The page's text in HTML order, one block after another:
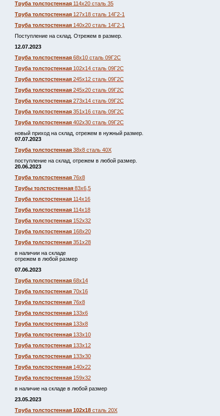
Труба толстостенная 114х20 сталь 35
Труба толстостенная 127х18 сталь 14Г2-1
Труба толстостенная 140х20 сталь 14Г2-1
Поступление на склад. Отрежем в размер.
12.07.2023
Труба толстостенная 68х10 сталь 09Г2С
Труба толстостенная 102х14 сталь 09Г2С
Труба толстостенная 245х12 сталь 09Г2С
Труба толстостенная 245х20 сталь 09Г2С
Труба толстостенная 273х14 сталь 09Г2С
Труба толстостенная 351х16 сталь 09Г2С
Труба толстостенная 402х30 сталь 09Г2С
новый приход на склад, отрежем в нужный размер.
07.07.2023
Труба толстостенная 38х8 сталь 40Х
поступление на склад, отрежем в любой размер.
20.06.2023
Труба толстостенная 76х8
Трубы толстостенная 83х6,5
Труба толстостенная 114х16
Труба толстостенная 114х18
Труба толстостенная 152х32
Труба толстостенная 168х20
Труба толстостенная 351х28
в наличии на складе
отрежем в любой размер
07.06.2023
Труба толстостенная 68х14
Труба толстостенная 70х16
Труба толстостенная 76х8
Труба толстостенная 133х6
Труба толстостенная 133х8
Труба толстостенная 133х10
Труба толстостенная 133х12
Труба толстостенная 133х30
Труба толстостенная 140х22
Труба толстостенная 159х32
в наличие на складе в любой размер
23.05.2023
Труба толстостенная 102х18 сталь 20Х